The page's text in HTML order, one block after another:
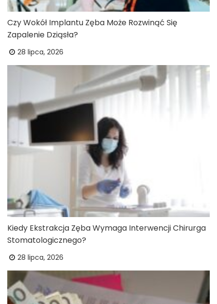
Czy Wokół Implantu Zęba Może Rozwinąć Się
Zapalenie Dziąsła?
28 lipca, 2026
Kiedy Ekstrakcja Zęba Wymaga Interwencji Chirurga
Stomatologicznego?
28 lipca, 2026